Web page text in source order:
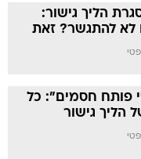
הליך גישור:
לא להתגשר? זאת
פותח חסמים": כל
הליך גישור